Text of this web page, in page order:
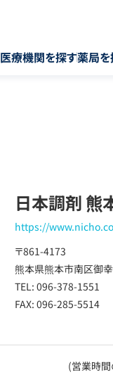
医療機関を探す薬局を
日本調剤 熊
https://
〒861-4173
熊本県熊本市南区御
TEL: 096-378-1551
FAX: 096-285-5514
(営業時間